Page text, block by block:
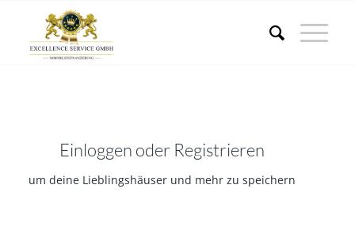
Einloggen oder Registrieren
um deine Lieblingshäuser und mehr zu speichern